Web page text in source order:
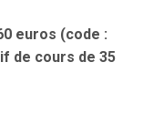
euros (code :
de cours de 35